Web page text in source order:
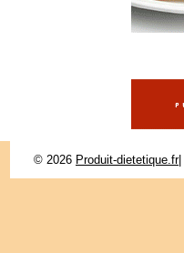
© 2026 Produit-dietetique.fr|